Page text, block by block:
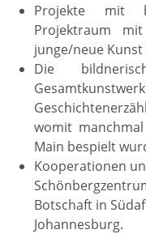
Projekte mit
Projektraum mit
junge/neue
Die
womit
Main bespielt
Kooperationen
Botschaft in
Johannesburg.